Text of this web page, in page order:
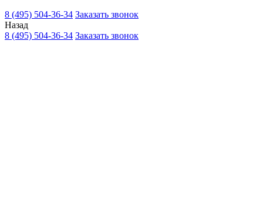
8 (495) 504-36-34 Заказать звонок
Назад
8 (495) 504-36-34 Заказать звонок